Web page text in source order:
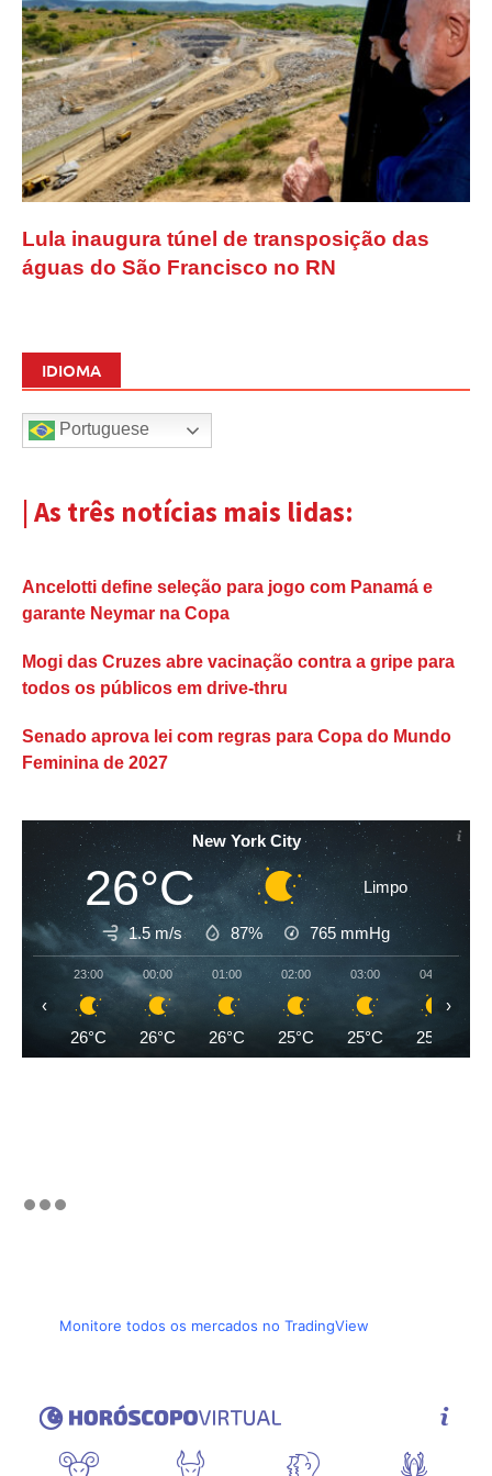
Lula inaugura túnel de transposição das
águas do São Francisco no RN
IDIOMA
Portuguese
| As três notícias mais lidas:
Ancelotti define seleção para jogo com Panamá e
garante Neymar na Copa
Mogi das Cruzes abre vacinação contra a gripe para
todos os públicos em drive-thru
Senado aprova lei com regras para Copa do Mundo
Feminina de 2027
New York City
26°C Limpo
1.5 m/s 87% 765 mmHg
23:00
26°C
00:00
26°C
01:00
26°C
02:00
25°C
03:00
25°C
04:00
25°C
‹ ›
Monitore todos os mercados no TradingView